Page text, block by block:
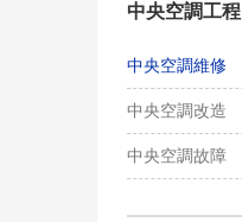
中央空調工程
中央空調維修
中央空調改造
中央空調故障